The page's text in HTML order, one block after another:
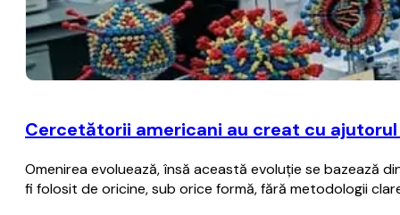
Cercetătorii americani au creat cu
Omenirea evoluează, însă această evoluţie se bazează
fi folosit de oricine, sub orice formă, fără metodologii